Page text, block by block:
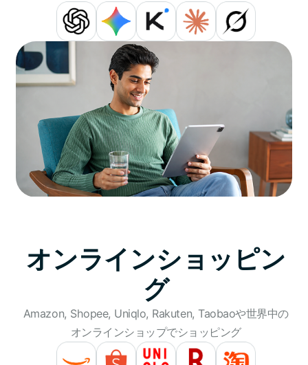
オンラインショッピン
グ
Amazon, Shopee, Uniqlo, Rakuten, Taobaoや世界中の
オンラインショップでショッピング